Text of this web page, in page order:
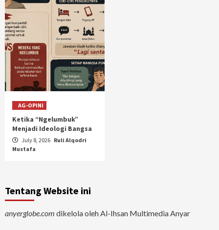
AG-OPINI
Ketika “Ngelumbuk”
Menjadi Ideologi Bangsa
July 8, 2026 Ruli Alqodri
Mustafa
Tentang Website ini
anyerglobe.com dikelola oleh Al-Ihsan Multimedia Anyar